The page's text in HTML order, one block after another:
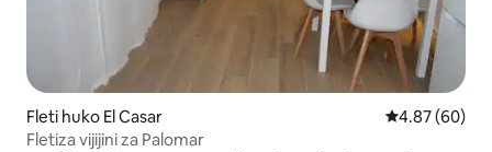
Fleti huko El Casar Ukadiriaji wa
4.87 (60)
Fletiza vijijini za Palomar